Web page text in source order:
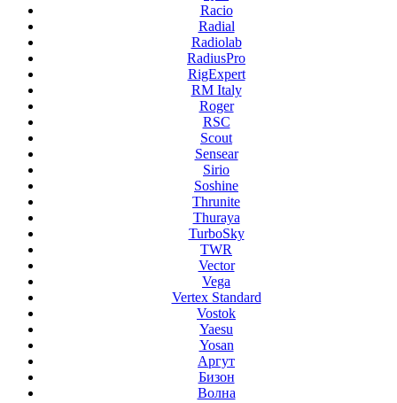
Racio
Radial
Radiolab
RadiusPro
RigExpert
RM Italy
Roger
RSC
Scout
Sensear
Sirio
Soshine
Thrunite
Thuraya
TurboSky
TWR
Vector
Vega
Vertex Standard
Vostok
Yaesu
Yosan
Аргут
Бизон
Волна